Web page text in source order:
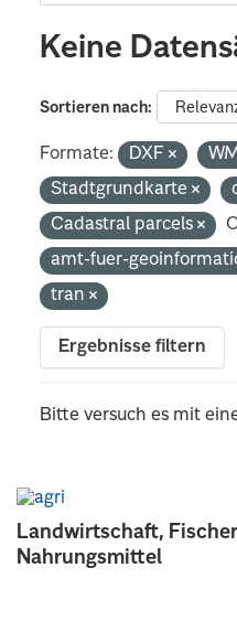
Landwirtschaft,
Nahrungsmittel
Keine
Sortieren nach
Formate: DXF
Stadtgrundkarte
Cadastral parcels
amt-fuer-
tran
Ergebnisse filtern
Bitte versuch es mit